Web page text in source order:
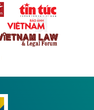
núi phía Bắc
Lạng Sơn.
xây dựng cao
kỳ vọng sẽ tạo động
phía Nam đồng